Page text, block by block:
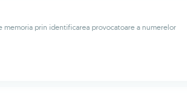
memoria prin identificarea provocatoare a numerelor